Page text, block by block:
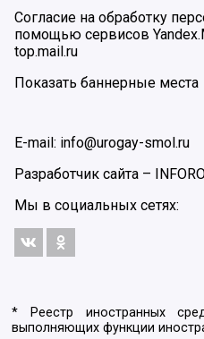
Согласие на обработку
помощью сервисов
top.mail.ru
Показать баннерные места
E-mail: info@urogay-smol.ru
Разработчик сайта –
Мы в социальных сетях:
* Реестр иностранных
выполняющих функции